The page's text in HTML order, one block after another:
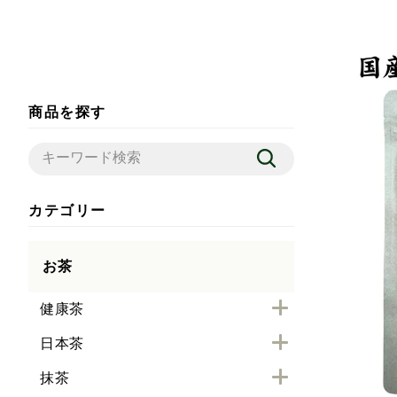
商品を探す
カテゴリー
お茶
健康茶
日本茶
抹茶